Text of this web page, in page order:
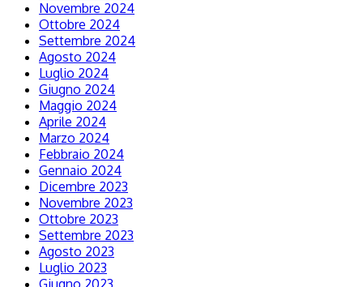
Novembre 2024
Ottobre 2024
Settembre 2024
Agosto 2024
Luglio 2024
Giugno 2024
Maggio 2024
Aprile 2024
Marzo 2024
Febbraio 2024
Gennaio 2024
Dicembre 2023
Novembre 2023
Ottobre 2023
Settembre 2023
Agosto 2023
Luglio 2023
Giugno 2023